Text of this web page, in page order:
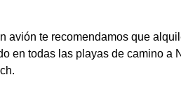
avión te recomendamos que
en todas las playas de camino a